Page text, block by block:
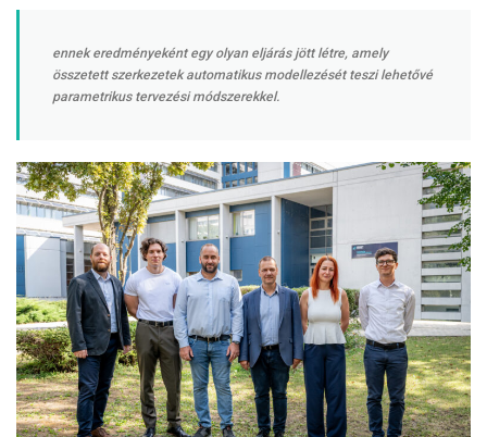
ennek eredményeként egy olyan eljárás jött létre, amely
összetett szerkezetek automatikus modellezését teszi lehetővé
parametrikus tervezési módszerekkel.